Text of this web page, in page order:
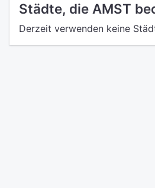
Städte, die AMST
Derzeit verwenden keine